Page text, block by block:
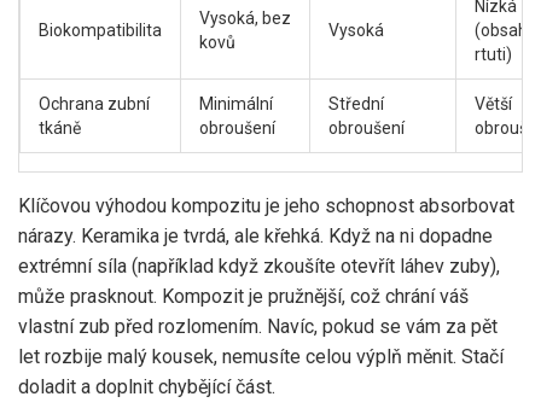
Biokompatibilita
Vysoká, bez
kovů
Vysoká
Nízká
(obsah
rtuti)
Ochrana zubní
tkáně
Minimální
obroušení
Střední
obroušení
Větší
Klíčovou výhodou kompozitu je jeho schopnost absorbovat
nárazy. Keramika je tvrdá, ale křehká. Když na ni dopadne
extrémní síla (například když zkoušíte otevřít láhev zuby),
může prasknout. Kompozit je pružnější, což chrání váš
vlastní zub před rozlomením. Navíc, pokud se vám za pět
let rozbije malý kousek, nemusíte celou výplň měnit. Stačí
doladit a doplnit chybějící část.